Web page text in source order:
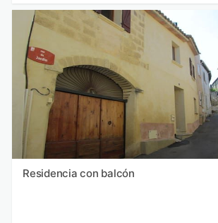
Residencia con balcón